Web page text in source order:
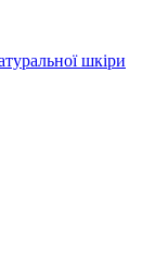
шкіри